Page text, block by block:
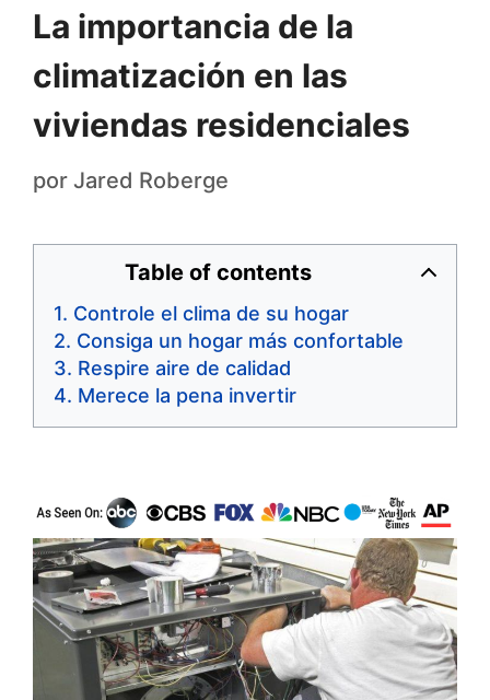
La importancia de la
climatización en las
viviendas residenciales
por Jared Roberge
Table of contents
Controle el clima de su hogar
Consiga un hogar más confortable
Respire aire de calidad
Merece la pena invertir